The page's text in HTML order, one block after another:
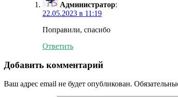
Администратор:
22.05.2023 в 11:19
Поправили, спасибо
Ответить
Добавить комментарий
Ваш адрес email не будет опубликован.